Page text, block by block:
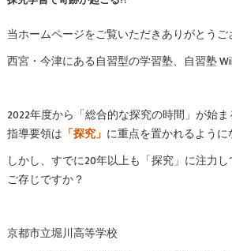
当ホームページをご覧いただきありがとうご
西宮・今津にある自習型の学習塾、自習塾
2022年度から「総合的な探究の時間」が始
指導要領は 「探究」 に重点を置かれるように
しかし、すでに20年以上も「探究」に注力
ご存じですか？
京都市立堀川高等学校